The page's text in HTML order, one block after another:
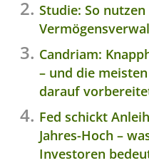
Studie: So
Candriam:
– und die
darauf
Fed schickt
Jahres-Hoch –
Investoren